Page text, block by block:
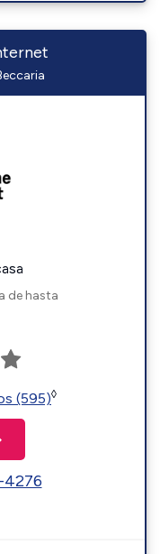
de hasta
(595)◊
4276